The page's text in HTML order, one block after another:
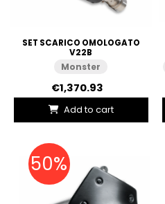
SET SCARICO OMOLOGATO
V22B
Monster
€1,370.93
Add to cart
50%